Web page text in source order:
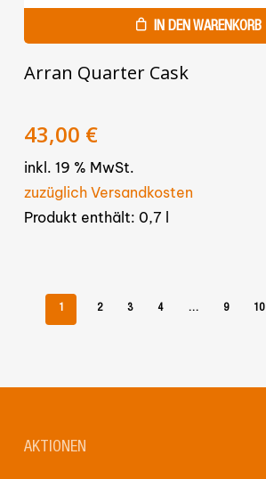
IN DEN WARENKORB
Arran Quarter Cask
Ursprünglicher
Preis
war:
48,00 €
43,00 €Aktueller
Preis
ist:
43,00 €.
inkl. 19 % MwSt.
zuzüglich Versandkosten
Produkt enthält: 0,7
1 2 3 4 … 9 10
AKTIONEN